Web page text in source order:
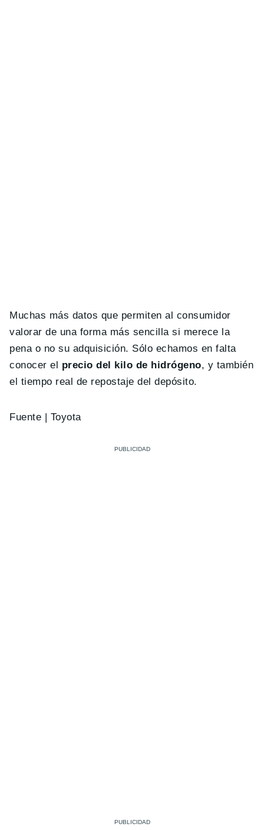
Muchas más datos que permiten al consumidor
valorar de una forma más sencilla si merece la
pena o no su adquisición. Sólo echamos en falta
conocer el precio del kilo de hidrógeno, y también
el tiempo real de repostaje del depósito.
Fuente | Toyota